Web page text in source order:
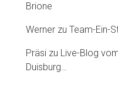
Brione
Werner zuTeam-Ein-
Präsi zu Live-Blog
Duisburg…